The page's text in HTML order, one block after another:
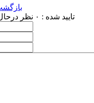
تایید شده : ۰ نظر